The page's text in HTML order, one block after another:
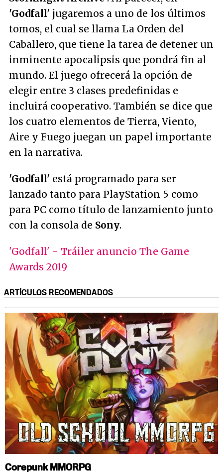
'Godfall' jugaremos a uno de los últimos
tomos, el cual se llama La Orden del
Caballero, que tiene la tarea de detener un
inminente apocalipsis que pondrá fin al
mundo. El juego ofrecerá la opción de
elegir entre 3 clases predefinidas e
incluirá cooperativo. También se dice que
los cuatro elementos de Tierra, Viento,
Aire y Fuego juegan un papel importante
en la narrativa.
'Godfall' está programado para ser
lanzado tanto para PlayStation 5 como
para PC como título de lanzamiento junto
con la consola de Sony.
'Godfall' - Tráiler anuncio The Game
Awards 2019
ARTÍCULOS RECOMENDADOS
Corepunk MMORPG